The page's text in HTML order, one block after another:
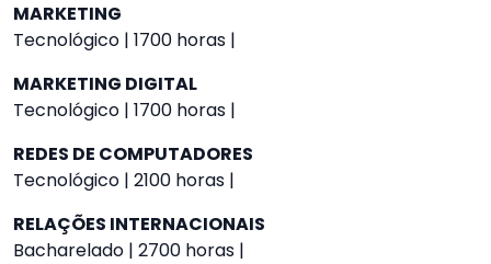
MARKETING
Tecnológico | 1700 horas |
MARKETING DIGITAL
Tecnológico | 1700 horas |
REDES DE COMPUTADORES
Tecnológico | 2100 horas |
RELAÇÕES INTERNACIONAIS
Bacharelado | 2700 horas |